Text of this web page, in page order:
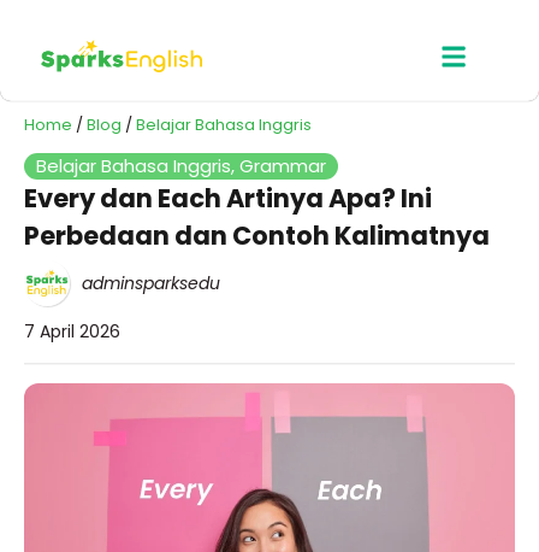
Home /Blog /Belajar Bahasa Inggris
Belajar Bahasa Inggris,Grammar
Every dan Each Artinya Apa? Ini
Perbedaan dan Contoh Kalimatnya
adminsparksedu
7 April 2026